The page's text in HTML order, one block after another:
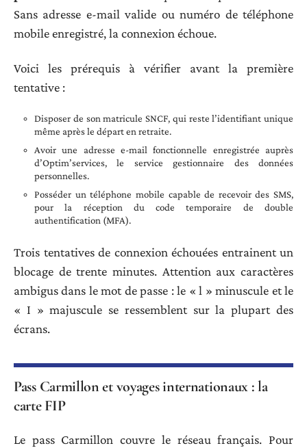
Sans adresse e-mail valide ou numéro de téléphone
mobile enregistré, la connexion échoue.
Voici les prérequis à vérifier avant la première
tentative :
Disposer de son matricule SNCF, qui reste l’identifiant unique
même après le départ en retraite.
Avoir une adresse e-mail fonctionnelle enregistrée auprès
d’Optim’services, le service gestionnaire des données
personnelles.
Posséder un téléphone mobile capable de recevoir des SMS,
pour la réception du code temporaire de double
authentification (MFA).
Trois tentatives de connexion échouées entrainent un
blocage de trente minutes. Attention aux caractères
ambigus dans le mot de passe : le « l » minuscule et le
« I » majuscule se ressemblent sur la plupart des
écrans.
Pass Carmillon et voyages internationaux : la
carte FIP
Le pass Carmillon couvre le réseau français. Pour